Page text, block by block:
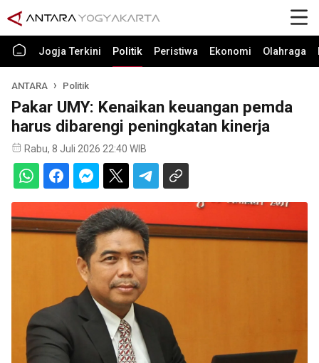
Jogja Terkini Politik Peristiwa Ekonomi Olahraga
ANTARA Politik
Pakar UMY: Kenaikan keuangan pemda
harus dibarengi peningkatan kinerja
Rabu, 8 Juli 2026 22:40 WIB